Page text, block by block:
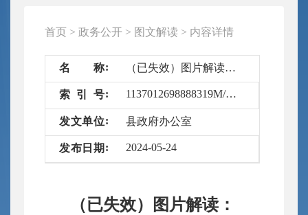
首页 > 政务公开 > 图文解读 > 内容详情
名 称 （已失效）图片解读：《商河县人民政府关于印发商河县深化农村集体经营性建设用地入市管理办法的通知》
索 引 号 1137012698888319M/2024-6606995
发文单位 县政府办公室
发布 日 期 2024-05-24
（已失效）图片解读：